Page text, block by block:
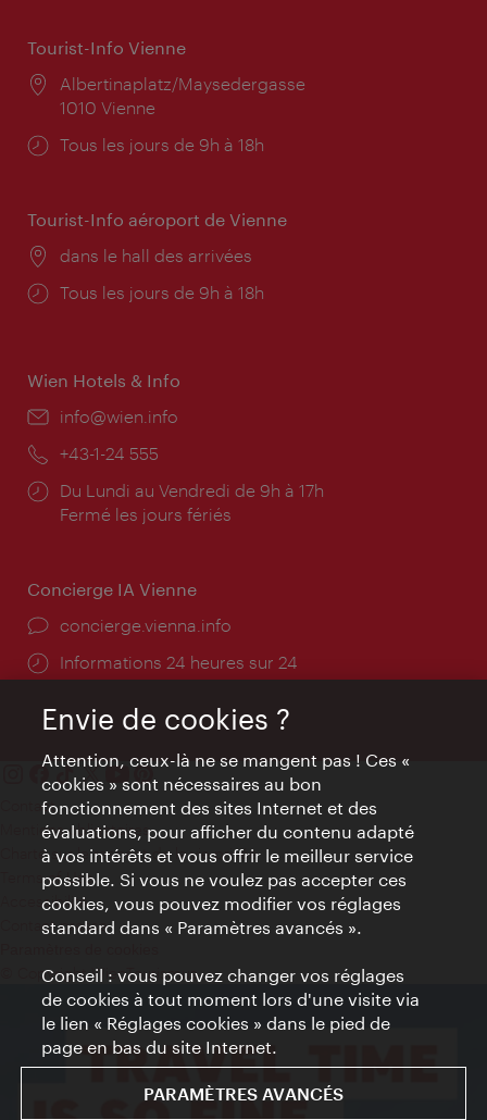
Tourist-Info Vienne
Lieu:
Albertinaplatz/Maysedergasse
1010 Vienne
Horaires
Tous les jours de 9h à 18h
Tourist-Info aéroport de Vienne
Lieu:
dans le hall des arrivées
Horaires
Tous les jours de 9h à 18h
Wien Hotels & Info
E-
info@wien.info
Téléphone:
+43-1-24 555
Horaires
d'ouverture:
Du Lundi au Vendredi de 9h à 17h
Fermé les jours fériés
Concierge IA Vienne
Ort:
concierge.vienna.info
Öffnungszeiten:
Informations 24 heures sur 24
Contact
Mentions obligatoires
Charte sur le respect de la vie privée
Terms of Use
Accessibilité
Contact presse
© Copyright WienTourismus
Envie de cookies ?
Attention, ceux-là ne se mangent pas ! Ces «
cookies » sont nécessaires au bon
fonctionnement des sites Internet et des
évaluations, pour afficher du contenu adapté
à vos intérêts et vous offrir le meilleur service
possible. Si vous ne voulez pas accepter ces
cookies, vous pouvez modifier vos réglages
standard dans « Paramètres avancés ».
Conseil : vous pouvez changer vos réglages
de cookies à tout moment lors d'une visite via
le lien « Réglages cookies » dans le pied de
page en bas du site Internet.
PARAMÈTRES AVANCÉS